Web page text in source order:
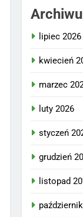
lipiec 2026
kwiecień
marzec
luty 2026
styczeń
grudzień
listopad